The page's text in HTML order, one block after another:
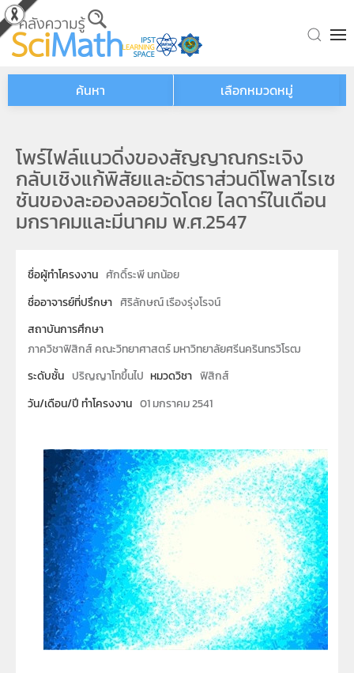
Skip to main content
ค้นหา เลือกหมวดหมู่
โพร์ไฟล์แนวดิ่งของสัญญาณกระเจิง
กลับเชิงแก้พิสัยและอัตราส่วนดีโพลาไรเซ
ชันของละอองลอยวัดโดย ไลดาร์ในเดือน
มกราคมและมีนาคม พ.ศ.2547
ชื่อผู้ทำโครงงาน ศักดิ์ระพี นกน้อย
ชื่ออาจารย์ที่ปรึกษา ศิริลักษณ์ เรืองรุ่งโรจน์
สถาบันการศึกษา
ภาควิชาฟิสิกส์ คณะวิทยาศาสตร์ มหาวิทยาลัยศรีนครินทรวิโรฒ
ระดับชั้น ปริญญาโทขึ้นไป หมวดวิชา ฟิสิกส์
วัน/เดือน/ปี ทำโครงงาน 01 มกราคม 2541